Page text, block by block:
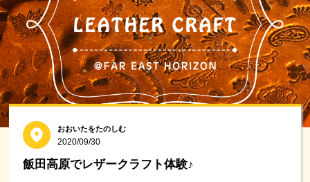
おおいたをたのしむ
2020/09/30
飯田高原でレザークラフト体験♪